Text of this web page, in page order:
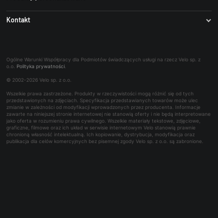
Odzież Kolarza
Stroje kolarskie
Trening
B2B (IZAM)
Stroje Castelli
Rowerowe bony towarowe
Kontakt
Kontakt dla mediów
Reklamacje i naprawy
Wynajem
Ogólne Warunki Współpracy dla Podmiotów świadczących usługi na rzecz Velo sp. z
o.o. Polityka prywatności
© 2002-2026 Velo sp. z o.o.
Wszelkie prawa zastrzeżone. Produkty w rzeczywistości mogą różnić się od tych
przedstawionych na zdjęciach. Specyfikacja przedstawianych towarów może ulec
zmianie w zależności od modyfikacji wprowadzonych przez producenta. Informacje
zawarte na niniejszej stronie internetowej nie stanowią oferty i nie będą interpretowane
jako oferta w rozumieniu prawa cywilnego. Wszelkie materiały tekstowe, zdjęciowe,
graficzne, filmowe oraz ich układ w serwisie internetowym Velo stanowią prawnie
chronioną własność intelektualną. Ich kopiowanie, dystrybucja, modyfikacja oraz
publikacja dla celów komercyjnych bez pisemnej zgody Velo sp. z o.o. są zabronione.